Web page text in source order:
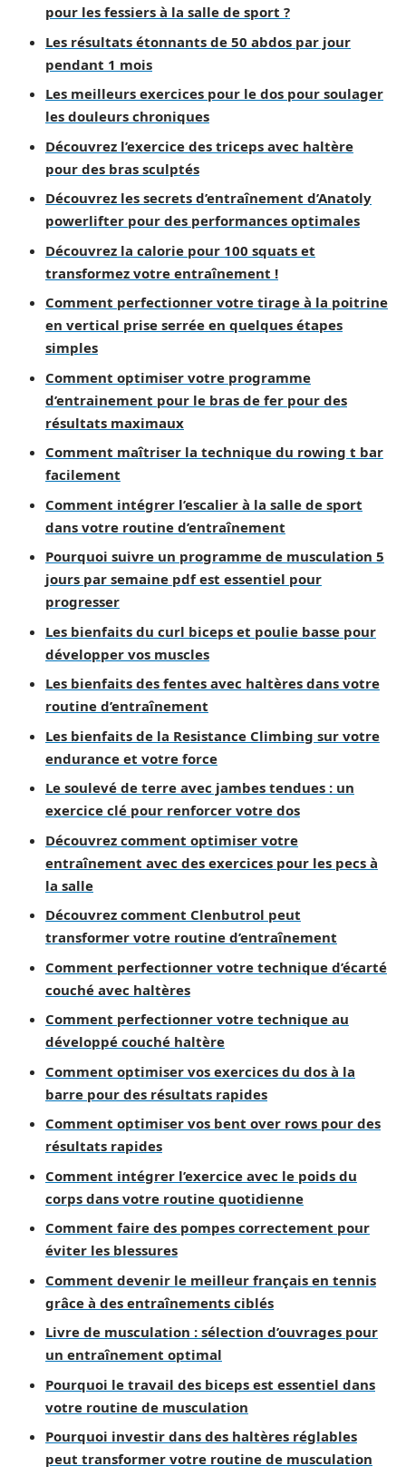
pour les fessiers à la salle de sport ?
Les résultats étonnants de 50 abdos par jour
pendant 1 mois
Les meilleurs exercices pour le dos pour soulager
les douleurs chroniques
Découvrez l’exercice des triceps avec haltère
pour des bras sculptés
Découvrez les secrets d’entraînement d’Anatoly
powerlifter pour des performances optimales
Découvrez la calorie pour 100 squats et
transformez votre entraînement !
Comment perfectionner votre tirage à la poitrine
en vertical prise serrée en quelques étapes
simples
Comment optimiser votre programme
d’entrainement pour le bras de fer pour des
résultats maximaux
Comment maîtriser la technique du rowing t bar
facilement
Comment intégrer l’escalier à la salle de sport
dans votre routine d’entraînement
Pourquoi suivre un programme de musculation 5
jours par semaine pdf est essentiel pour
progresser
Les bienfaits du curl biceps et poulie basse pour
développer vos muscles
Les bienfaits des fentes avec haltères dans votre
routine d’entraînement
Les bienfaits de la Resistance Climbing sur votre
endurance et votre force
Le soulevé de terre avec jambes tendues : un
exercice clé pour renforcer votre dos
Découvrez comment optimiser votre
entraînement avec des exercices pour les pecs à
la salle
Découvrez comment Clenbutrol peut
transformer votre routine d’entraînement
Comment perfectionner votre technique d’écarté
couché avec haltères
Comment perfectionner votre technique au
développé couché haltère
Comment optimiser vos exercices du dos à la
barre pour des résultats rapides
Comment optimiser vos bent over rows pour des
résultats rapides
Comment intégrer l’exercice avec le poids du
corps dans votre routine quotidienne
Comment faire des pompes correctement pour
éviter les blessures
Comment devenir le meilleur français en tennis
grâce à des entraînements ciblés
Livre de musculation : sélection d’ouvrages pour
un entraînement optimal
Pourquoi le travail des biceps est essentiel dans
votre routine de musculation
Pourquoi investir dans des haltères réglables
peut transformer votre routine de musculation